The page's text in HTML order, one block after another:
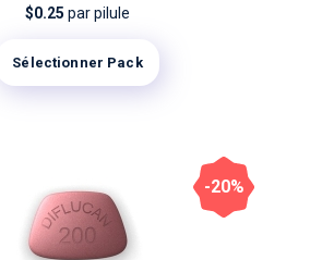
$0.25 par pilule
Sélectionner Pack
-20%